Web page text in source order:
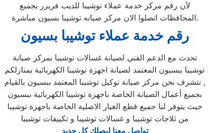
لأن رقم مركز خدمة عملاء توشيبا للديب فريزر بجميع
المحافظات اتصلوا الان مركز صيانه توشيبا بسيون مباشرة.
رقم خدمة عملاء توشيبا بسيون
تحدث مع الدعم الفني لصيانة غسالات توشيبا بمركز صيانة
توشيبا ببسيون المعتمد لصيانة اجهزة توشيبا الكهربائية بمنازلكم
, نتشرف نحن مركز صيانة توكيل توشيبا المعتمد ببسيون بالقيام
بجميع أعمال الصيانة الخاصة باجهزة توشيبا الكهربائية ببسيون
حيث يتوفر لنا جميع قطع الغيار الاصلية الخاصة باجهزة توشيبا
من ثلاجات توشيبا و غسالات توشيبا و تكييفات توشيبا
تواصل معنا ليصلك كل جديد